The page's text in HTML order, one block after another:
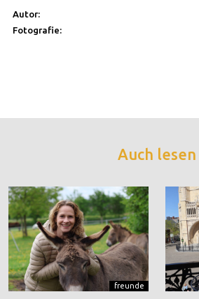
Autor:
Fotografie:
Auch lesen
freunde